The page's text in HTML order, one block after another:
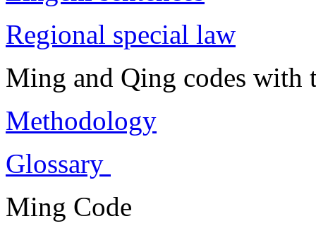
Regional special law
Ming and Qing codes with
Methodology
Glossary
Ming Code